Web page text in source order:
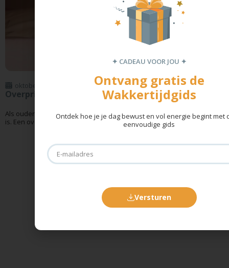
Overprikkelde baby
oktober 23, 2025
Als ouder is het belangrijk om te weten wanneer je baby overprikkeld
is. Een overprikkelde baby kan zich...
✦ CADEAU VOOR JOU ✦
Ontvang gratis de
Wakkertijdgids
Ontdek hoe je je dag bewust en vol energie begint met
eenvoudige gids
Versturen